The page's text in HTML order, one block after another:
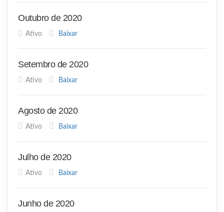
Outubro de 2020
Ativo Baixar
Setembro de 2020
Ativo Baixar
Agosto de 2020
Ativo Baixar
Julho de 2020
Ativo Baixar
Junho de 2020